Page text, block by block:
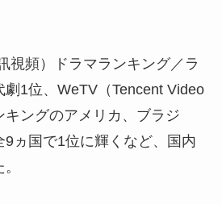
視頻）ドラマランキング／ラ
1位、WeTV（Tencent Video
キングのアメリカ、ブラジ
9ヵ国で1位に輝くなど、国内